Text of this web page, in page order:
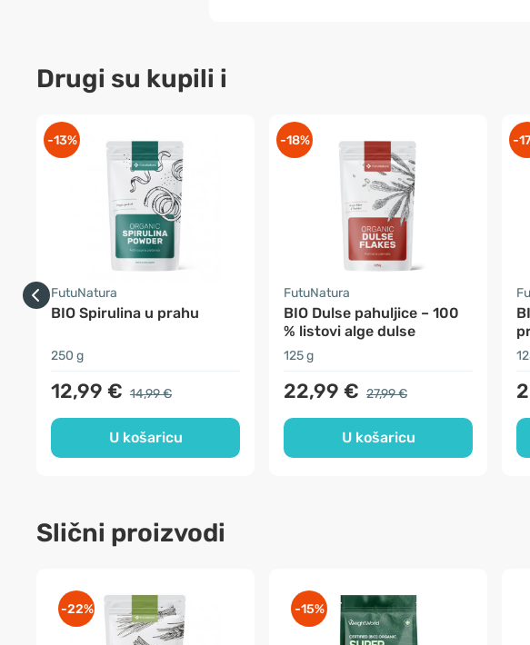
Drugi su kupili i
-13%
FutuNatura
BIO Spirulina u prahu
250 g
12,99 € 14,99 €
U košaricu
-18%
FutuNatura
BIO Dulse pahuljice – 100
% listovi alge dulse
125 g
22,99 € 27,99 €
U košaricu
-
Slični proizvodi
-22% -15%